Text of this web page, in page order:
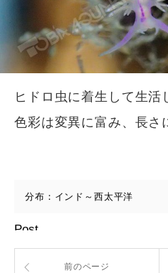
ヒドロ虫に着生して生活
色彩は変異に富み、長さ
分布：インド～西太平洋
Post
前のページ